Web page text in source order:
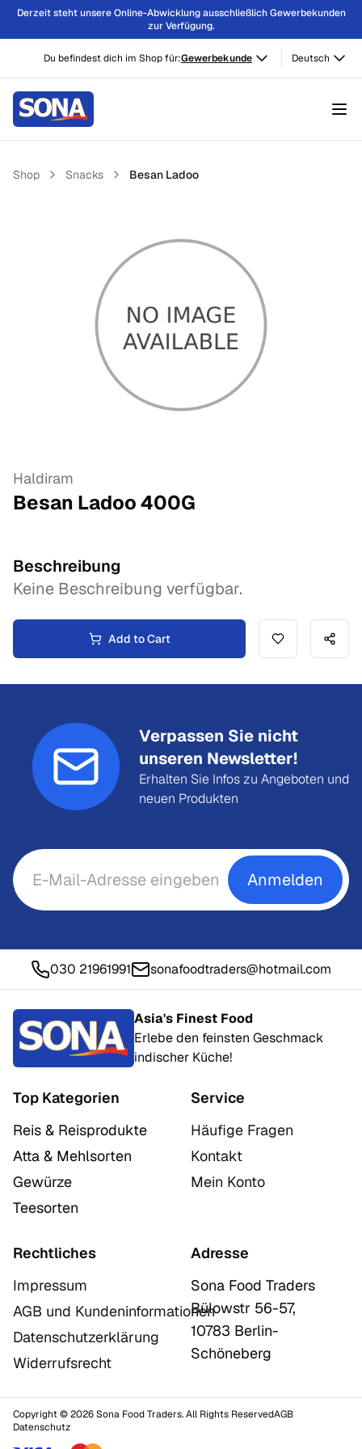
Derzeit steht unsere Online-Abwicklung ausschließlich Gewerbekunden
zur Verfügung.
Du befindest dich im Shop für:Gewerbekunde Deutsch
Shop Snacks Besan Ladoo
Haldiram
Besan Ladoo400G
Beschreibung
Keine Beschreibung verfügbar.
Add to Cart
Verpassen Sie nicht
unseren Newsletter!
Erhalten Sie Infos zu Angeboten und
neuen Produkten
Anmelden
030 21961991 sonafoodtraders@hotmail.com
Asia's Finest Food
Erlebe den feinsten Geschmack
indischer Küche!
Top Kategorien
Reis & Reisprodukte
Atta & Mehlsorten
Gewürze
Teesorten
Service
Häufige Fragen
Kontakt
Mein Konto
Rechtliches
Impressum
AGB und Kundeninformationen
Datenschutzerklärung
Widerrufsrecht
Adresse
Sona Food Traders
Bülowstr 56-57,
10783 Berlin-
Schöneberg
Copyright © 2026 Sona Food Traders. All Rights ReservedAGB
Datenschutz